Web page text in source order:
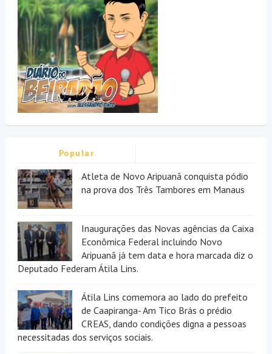
Popular
Atleta de Novo Aripuanã conquista pódio
na prova dos Três Tambores em Manaus
Inaugurações das Novas agências da Caixa
Econômica Federal incluindo Novo
Aripuanã já tem data e hora marcada diz o
Deputado Federam Átila Lins.
Átila Lins comemora ao lado do prefeito
de Caapiranga- Am Tico Brás o prédio
CREAS, dando condições digna a pessoas
necessitadas dos serviços sociais.